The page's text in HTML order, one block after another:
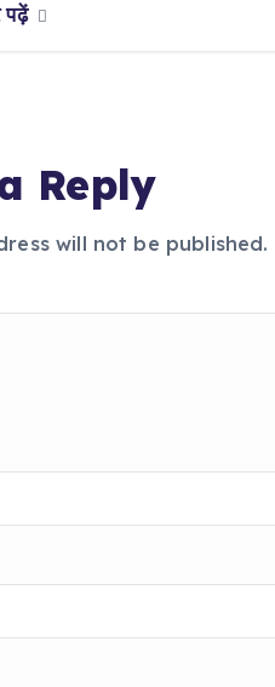
Reply
will not be published.